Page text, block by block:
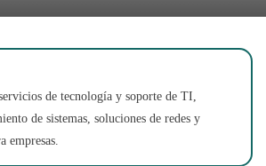
de tecnología y soporte de TI,
de sistemas, soluciones de redes y
empresas.